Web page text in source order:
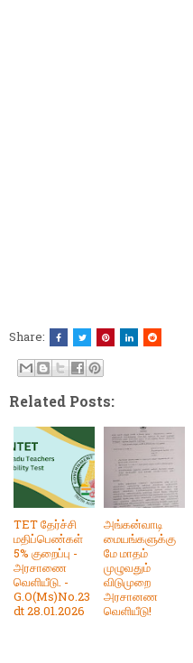
Share:
Related Posts:
TET தேர்ச்சி
மதிப்பெண்கள்
5% குறைப்பு -
அரசாணை
வெளியீடு. -
G.O(Ms)No.23
dt 28.01.2026
அங்கன்வாடி
மையங்களுக்கு
மே மாதம்
முழுவதும்
விடுமுறை
அரசானண
வெளியீடு!